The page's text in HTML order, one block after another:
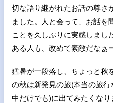
切な語り継がれたお話の尊さ
ました。人と会って、お話を
ことを久しぶりに実感しまし
ある人も、改めて素敵だなぁ
猛暑が一段落し、ちょっと秋
の秋は新発見の旅(本当の旅
中だけでも)に出てみたくな